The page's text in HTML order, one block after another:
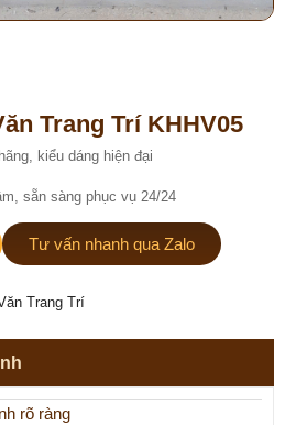
Trang Trí KHHV05
kiểu dáng hiện đại
sẵn sàng phục vụ 24/24
Tư vấn nhanh qua Zalo
Trang Trí
rõ ràng